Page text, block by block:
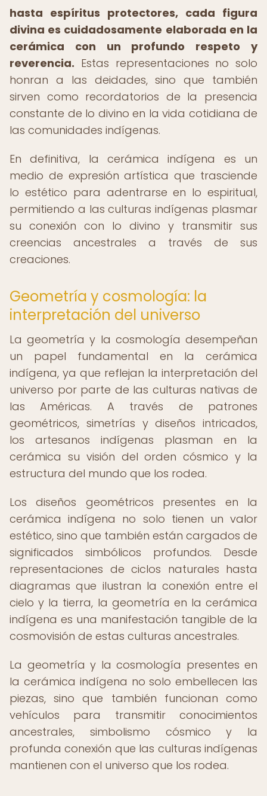
hasta espíritus protectores, cada figura
divina es cuidadosamente elaborada en la
cerámica con un profundo respeto y
reverencia. Estas representaciones no solo
honran a las deidades, sino que también
sirven como recordatorios de la presencia
constante de lo divino en la vida cotidiana de
las comunidades indígenas.
En definitiva, la cerámica indígena es un
medio de expresión artística que trasciende
lo estético para adentrarse en lo espiritual,
permitiendo a las culturas indígenas plasmar
su conexión con lo divino y transmitir sus
creencias ancestrales a través de sus
creaciones.
Geometría y cosmología: la
interpretación del universo
La geometría y la cosmología desempeñan
un papel fundamental en la cerámica
indígena, ya que reflejan la interpretación del
universo por parte de las culturas nativas de
las Américas. A través de patrones
geométricos, simetrías y diseños intricados,
los artesanos indígenas plasman en la
cerámica su visión del orden cósmico y la
estructura del mundo que los rodea.
Los diseños geométricos presentes en la
cerámica indígena no solo tienen un valor
estético, sino que también están cargados de
significados simbólicos profundos. Desde
representaciones de ciclos naturales hasta
diagramas que ilustran la conexión entre el
cielo y la tierra, la geometría en la cerámica
indígena es una manifestación tangible de la
cosmovisión de estas culturas ancestrales.
La geometría y la cosmología presentes en
la cerámica indígena no solo embellecen las
piezas, sino que también funcionan como
vehículos para transmitir conocimientos
ancestrales, simbolismo cósmico y la
profunda conexión que las culturas indígenas
mantienen con el universo que los rodea.